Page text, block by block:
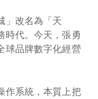
」改名為「天
時代。今天，張勇
球品牌數字化經營
作系統，本質上把